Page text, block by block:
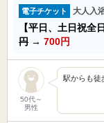
電子チケット 大人入
【平日、土日祝全
円 → 700円
50代～
男性
駅からも徒